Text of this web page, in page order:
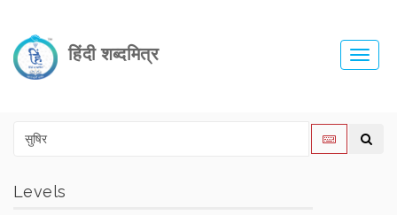
हिंदी शब्दमित्र
Levels